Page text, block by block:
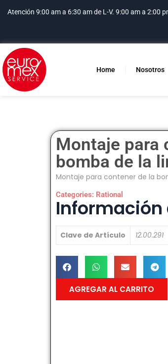
Atención 9:00 am a 6:30 am de L-V. 9:00 am a 2:00
Home Nosotros
Montaje para
bomba de la
Montaje para contener de la
Categories: Rational
Clave de Artículo 12.00.291
AGREGAR AL CARRITO